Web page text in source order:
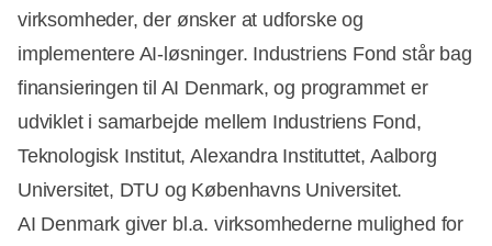
virksomheder, der ønsker at udforske og
implementere AI-løsninger. Industriens Fond står bag
finansieringen til AI Denmark, og programmet er
udviklet i samarbejde mellem Industriens Fond,
Teknologisk Institut, Alexandra Instituttet, Aalborg
Universitet, DTU og Københavns Universitet.
AI Denmark giver bl.a. virksomhederne mulighed for